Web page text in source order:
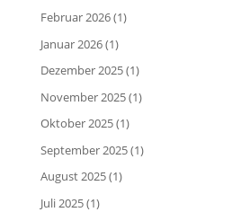
Februar 2026(1)
Januar 2026(1)
Dezember 2025(1)
November 2025(1)
Oktober 2025(1)
September 2025(1)
August 2025(1)
Juli 2025(1)